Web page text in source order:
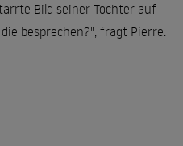
Bild seiner Tochter auf
besprechen?", fragt Pierre.